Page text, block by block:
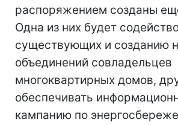
распоряжением созданы
Одна из них будет
существующих и созданию
объединений совладельцев
многоквартирных домов,
обеспечивать
кампанию по